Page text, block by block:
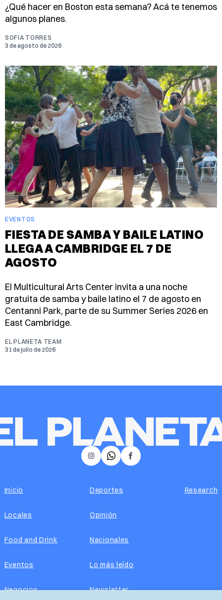
¿Qué hacer en Boston esta semana? Acá te tenemos
algunos planes.
SOFIA TORRES
3 de agosto de 2026
EVENTOS
FIESTA DE SAMBA Y BAILE LATINO
LLEGA A CAMBRIDGE EL 7 DE
AGOSTO
El Multicultural Arts Center invita a una noche
gratuita de samba y baile latino el 7 de agosto en
Centanni Park, parte de su Summer Series 2026 en
East Cambridge.
EL PLANETA TEAM
31 de julio de 2026
𝕏 Facebook
Instagram
Inicio
Locales
Food and Drink
Eventos
Negocios
Deportes
Opinión
Nacionales
Lo más leído
Newsletter
Research